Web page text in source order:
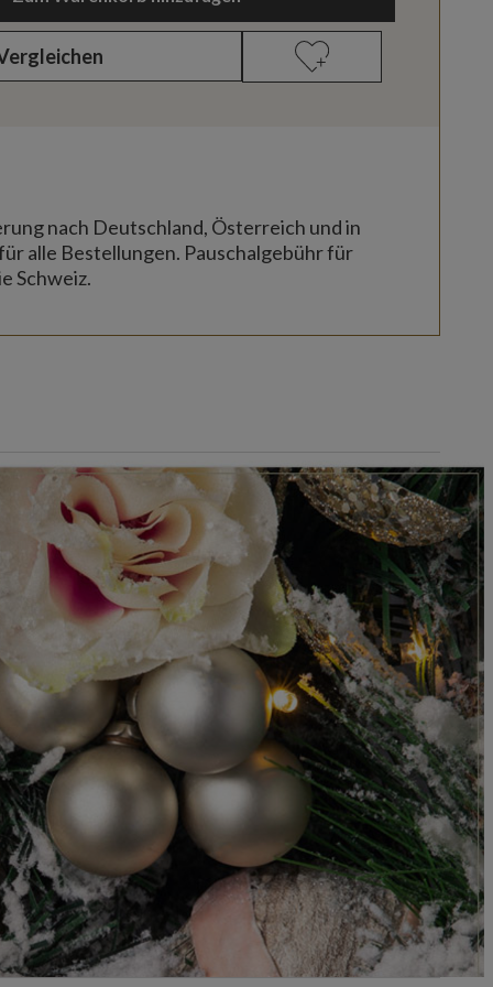
nach Deutschland, Österreich und in
alle Bestellungen. Pauschalgebühr für
Schweiz.